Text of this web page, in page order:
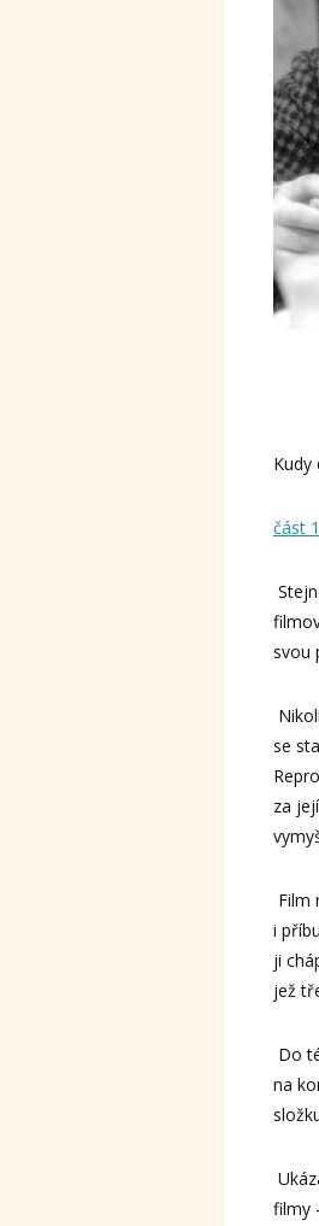
Kudy
část
svou
se
za
Film
i
ji
jež
Do
na
filmy